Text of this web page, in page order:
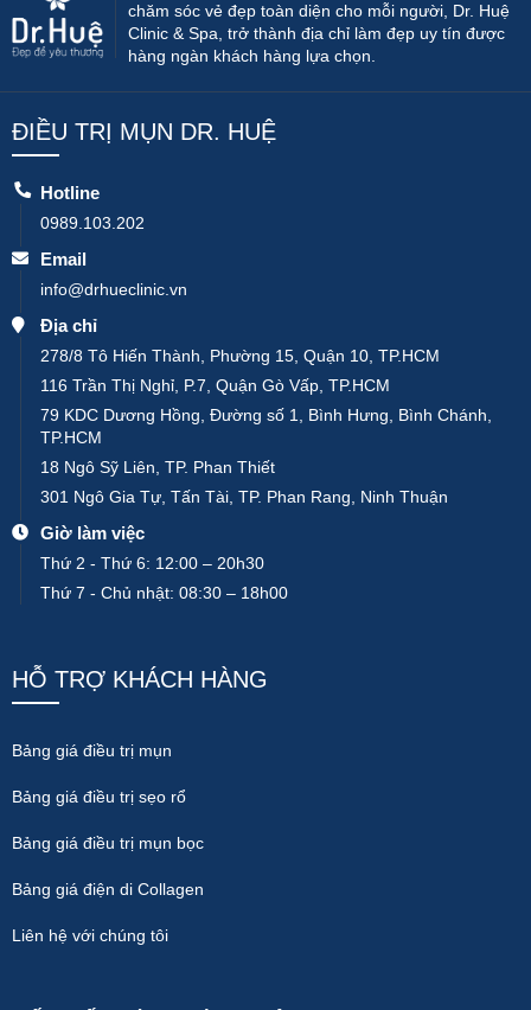
chăm sóc vẻ đẹp toàn diện cho mỗi người, Dr. Huệ
Clinic & Spa, trở thành địa chỉ làm đẹp uy tín được
hàng ngàn khách hàng lựa chọn.
ĐIỀU TRỊ MỤN DR. HUỆ
Hotline
0989.103.202
Email
info@drhueclinic.vn
Địa chỉ
278/8 Tô Hiến Thành, Phường 15, Quận 10, TP.HCM
116 Trần Thị Nghỉ, P.7, Quận Gò Vấp, TP.HCM
79 KDC Dương Hồng, Đường số 1, Bình Hưng, Bình Chánh,
TP.HCM
18 Ngô Sỹ Liên, TP. Phan Thiết
301 Ngô Gia Tự, Tấn Tài, TP. Phan Rang, Ninh Thuận
Giờ làm việc
Thứ 2 - Thứ 6: 12:00 – 20h30
Thứ 7 - Chủ nhật: 08:30 – 18h00
HỖ TRỢ KHÁCH HÀNG
Bảng giá điều trị mụn
Bảng giá điều trị sẹo rổ
Bảng giá điều trị mụn bọc
Bảng giá điện di Collagen
Liên hệ với chúng tôi